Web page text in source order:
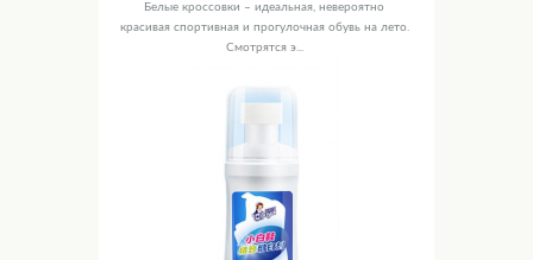
Белые кроссовки – идеальная, невероятно
красивая спортивная и прогулочная обувь на лето.
Смотрятся э...